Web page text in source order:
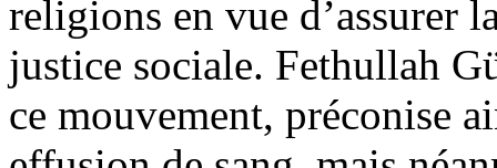
religions en vue d’assurer
justice sociale. Fethullah
ce mouvement, préconise